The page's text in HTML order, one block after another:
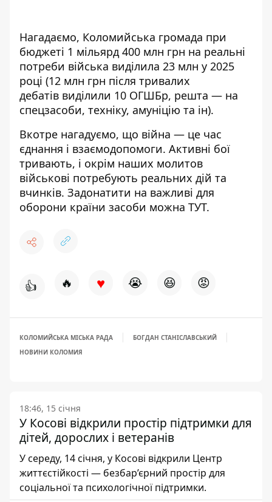
Нагадаємо, Коломийська громада при
бюджеті 1 мільярд 400 млн грн на реальні
потреби війська виділила 23 млн у 2025
році (12 млн грн після тривалих
дебатів виділили 10 ОГШБр, решта — на
спецзасоби, техніку, амуніцію та ін).
Вкотре нагадуємо, що війна — це час
єднання і взаємодопомоги. Активні бої
тривають, і окрім наших молитов
військові потребують реальних дій та
вчинків. Задонатити на важливі для
оборони країни засоби можна ТУТ.
👍 🔥 ♥ 😭 😆 😡
КОЛОМИЙСЬКА МІСЬКА РАДА
БОГДАН СТАНІСЛАВСЬКИЙ
НОВИНИ КОЛОМИЯ
18:46, 15 січня
У Косові відкрили простір підтримки для
дітей, дорослих і ветеранів
У середу, 14 січня, у Косові відкрили Центр
життєстійкості — безбар’єрний простір для
соціальної та психологічної підтримки.